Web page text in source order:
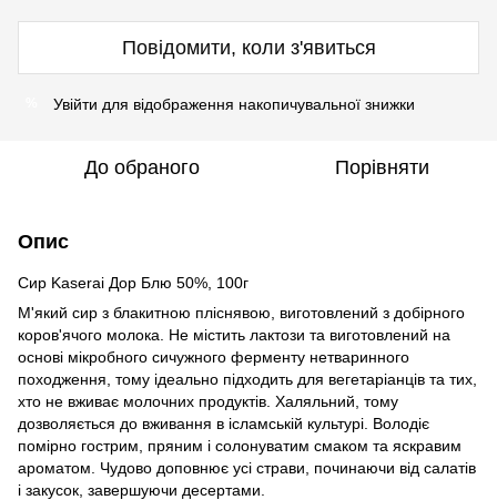
Повідомити, коли з'явиться
Увійти для відображення накопичувальної знижки
До обраного Порівняти
Опис
Сир Kaserai Дор Блю 50%, 100г
М'який сир з блакитною пліснявою, виготовлений з добірного
коров'ячого молока. Не містить лактози та виготовлений на
основі мікробного сичужного ферменту нетваринного
походження, тому ідеально підходить для вегетаріанців та тих,
хто не вживає молочних продуктів. Халяльний, тому
дозволяється до вживання в ісламській культурі. Володіє
помірно гострим, пряним і солонуватим смаком та яскравим
ароматом. Чудово доповнює усі страви, починаючи від салатів
і закусок, завершуючи десертами.